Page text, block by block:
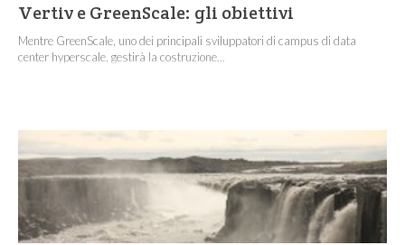
Vertiv e GreenScale: gli obiettivi
Mentre GreenScale, uno dei principali sviluppatori di campus di data
center hyperscale, gestirà la costruzione...